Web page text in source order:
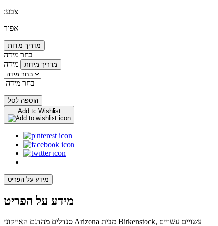
:צבע
אפור
מדריך מידות
בחר מידה
מידה
מדריך מידות
בחר מידה
הוספה לסל
Add to Wishlist
מידע על הפריט
מידע על הפריט
סנדלים מהדגם האייקוני Arizona מבית Birkenstock, עשויים עשויים